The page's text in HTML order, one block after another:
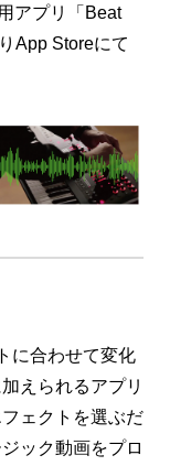
アプリ「Beat
App Storeにて
に合わせて変化
えられるアプリ
ェクトを選ぶだ
ック動画をプロ